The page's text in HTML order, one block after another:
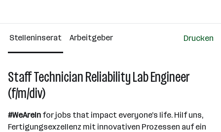
Über das Unternehmen
2501 - 10000 Mitarbeiter*innen
Stelleninserat Arbeitgeber Drucken
Staff Technician Reliability Lab Engineer
(f/m/div)
#WeAreIn for jobs that impact everyone's life. Hilf uns,
Fertigungsexzellenz mit innovativen Prozessen auf ein